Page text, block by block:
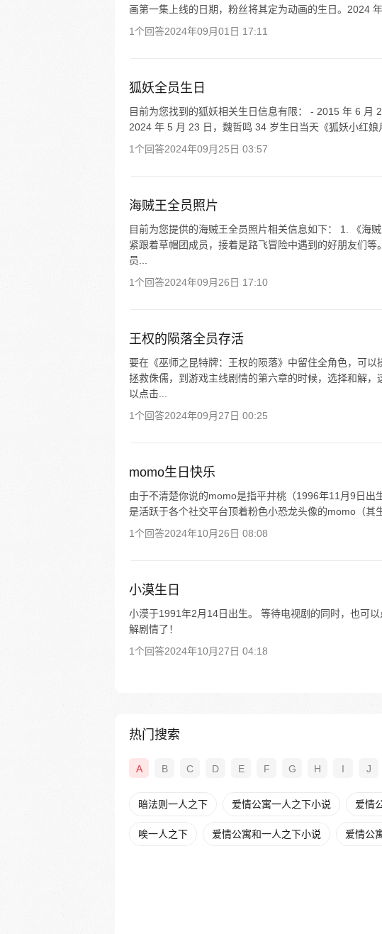
画第一集上线的日期，粉丝将其定为动画的生日。2024
1个回答2024年09月01日 17:11
狐妖全员生日
目前为您找到的狐妖相关生日信息有限： - 2015 年 6 月
2024 年 5 月 23 日，魏哲鸣 34 岁生日当天《狐妖小红娘
1个回答2024年09月25日 03:57
海贼王全员照片
目前为您提供的海贼王全员照片相关信息如下： 1. 《海
紧跟着草帽团成员，接着是路飞冒险中遇到的好朋友们
员...
1个回答2024年09月26日 17:10
王权的陨落全员存活
要在《巫师之昆特牌：王权的陨落》中留住全角色，可
拯救侏儒，到游戏主线剧情的第六章的时候，选择和解
以点击...
1个回答2024年09月27日 00:25
momo生日快乐
由于不清楚你说的momo是指平井桃（1996年11月9日
是活跃于各个社交平台顶着粉色小恐龙头像的momo（其
1个回答2024年10月26日 08:08
小漠生日
小漠于1991年2月14日出生。 等待电视剧的同时，也可
解剧情了！
1个回答2024年10月27日 04:18
热门搜索
A B C D E F G H I J
暗法则一人之下 爱情公寓一人之下小说 爱情
唉一人之下 爱情公寓和一人之下小说 爱情公